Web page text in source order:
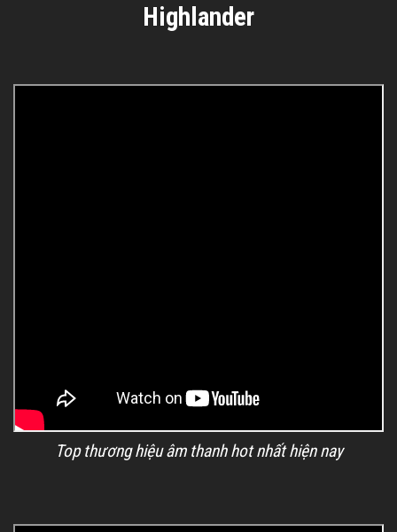
Highlander
Top thương hiệu âm thanh hot nhất hiện nay